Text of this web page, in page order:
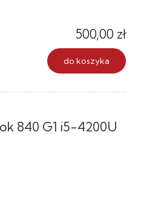
500,00 zł
do koszyka
840 G1 i5-4200U